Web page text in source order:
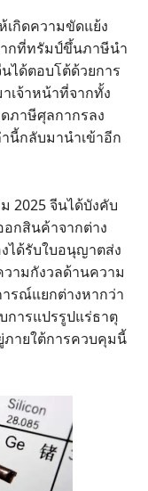
เกิดความขัดแย้ง
กที่ทรัมป์ขึ้นภาษีนำ
ได้ตอบโต้ด้วยการ
เจ้าหน้าที่จากทั้ง
ภาษีศุลกากรลง
นี้กลับมานำเข้าอีก
2025 จีนได้บังคับ
กสินค้าจากต่าง
ได้รับใบอนุญาตส่ง
ามกังวลด้านความ
รณ์แยกต่างหากว่า
การแปรรูปแร่ธาตุ
ภายใต้การควบคุมนี้